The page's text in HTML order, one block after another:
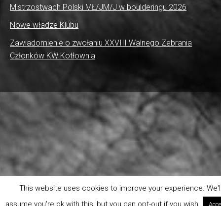
Mistrzostwach Polski MŁ/JM/J w boulderingu 2026
Nowe władze Klubu
Zawiadomienie o zwołaniu XXVIII Walnego Zebrania
Członków KW Kotłownia
This website uses cookies to improve your experience.
assume you're ok with this, but you can opt-out if you wish.